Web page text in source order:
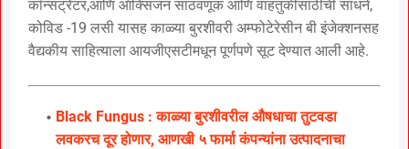
कॉन्सट्रेटर,आणि ऑक्सिजन साठवणूक आणि वाहतुकीसाठीची साधने,
कोविड -19 लसी यासह काळ्या बुरशीवरी अम्फोटेरेसीन बी इंजेक्शनसह
वैद्यकीय साहित्याला आयजीएसटीमधून पूर्णपणे सूट देण्यात आली आहे.
Black Fungus : काळ्या बुरशीवरील औषधाचा तुटवडा
लवकरच दूर होणार, आणखी ५ फार्मा कंपन्यांना उत्पादनाचा